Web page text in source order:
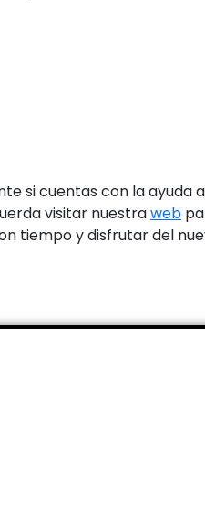
si cuentas con la ayuda
visitar nuestraweb
tiempo y disfrutar del